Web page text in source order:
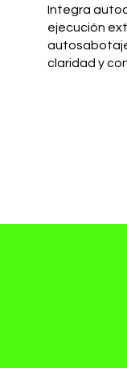
Integra
ejecución
claridad y